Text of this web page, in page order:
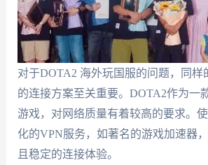
对于DOTA2 海外玩国服的问题，同样
的连接方案至关重要。DOTA2作为一
游戏，对网络质量有着较高的要求。
化的VPN服务，如著名的游戏加速器
且稳定的连接体验。